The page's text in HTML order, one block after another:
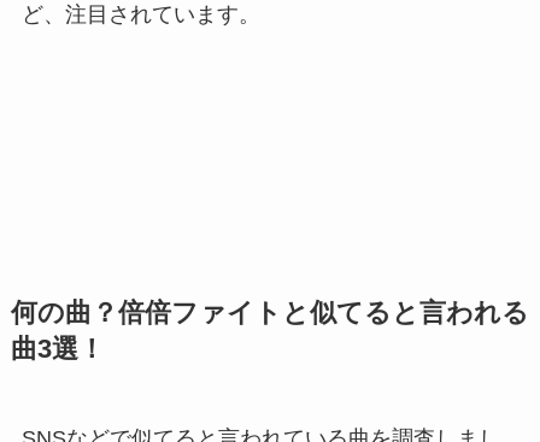
ど、注目されています。
何の曲？倍倍ファイトと似てると言われる
曲3選！